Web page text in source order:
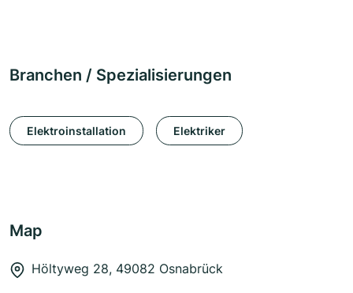
Branchen / Spezialisierungen
Elektroinstallation Elektriker
Map
Höltyweg 28, 49082 Osnabrück